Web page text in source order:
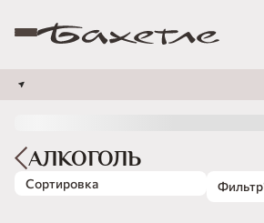
АЛКОГОЛЬ
Сортировка Фильтр